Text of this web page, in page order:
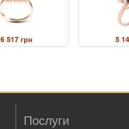
6 517 грн 5
Послуги